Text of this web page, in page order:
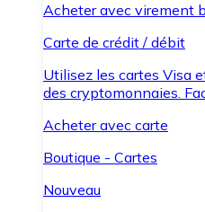
Acheter avec virement
Carte de crédit / débit
Utilisez les cartes Visa
des cryptomonnaies.
Acheter avec carte
Boutique - Cartes
Nouveau